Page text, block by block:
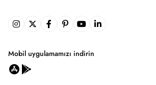
Mobil uygulamamızı indirin